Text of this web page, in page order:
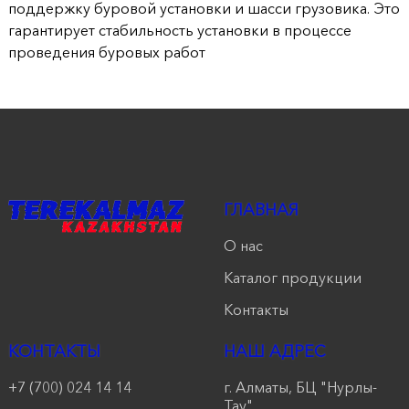
поддержку буровой установки и шасси грузовика. Это
гарантирует стабильность установки в процессе
проведения буровых работ
ГЛАВНАЯ
О нас
Каталог продукции
Контакты
КОНТАКТЫ
+7 (700) 024 14 14
НАШ АДРЕС
г. Алматы, БЦ "Нурлы-
Тау",